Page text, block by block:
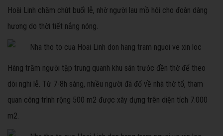
Hoài Linh chăm chút buổi lễ, nhờ người lau mồ hôi cho đoàn dâng
hương do thời tiết nắng nóng.
Hàng trăm người tập trung quanh khu sân trước đền thờ để theo
dõi nghi lễ. Từ 7-8h sáng, nhiều người đã đổ về nhà thờ tổ, tham
quan công trình rộng 500 m2 được xây dựng trên diện tích 7.000
m2.